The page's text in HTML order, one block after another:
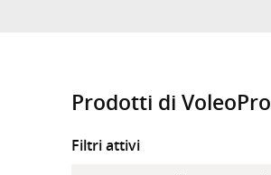
Prodotti di VoleoPro
Filtri attivi